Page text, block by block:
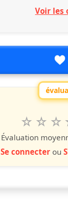
Voir les
Valuta4
3
étoiles
2
étoiles
étoile
Évaluation
Se connecterou